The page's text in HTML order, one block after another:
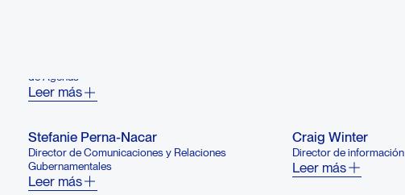
de Agenus
Leer más
Stefanie Perna-Nacar
Director de Comunicaciones y Relaciones
Gubernamentales
Leer más
Craig Winter
Director de información
Leer más